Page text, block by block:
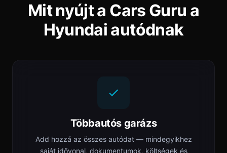
Mit nyújt a Cars Guru a
Hyundai autódnak
Többautós garázs
Add hozzá az összes autódat — mindegyikhez
saját idővonal, dokumentumok, költségek és